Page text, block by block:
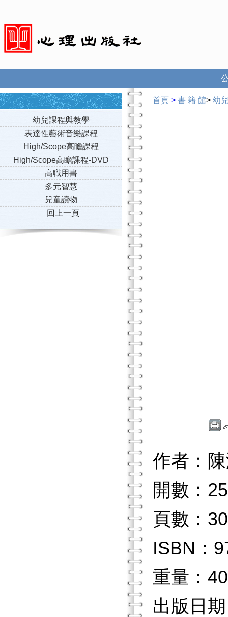
幼兒課程與教學
表達性藝術音樂課程
High/Scope高瞻課程
High/Scope高瞻課程-DVD
高職用書
多元智慧
兒童讀物
回上一頁
首頁 > 書 籍 館> 幼
作者：
開數：25
頁數：
ISBN：
重量：
出版日